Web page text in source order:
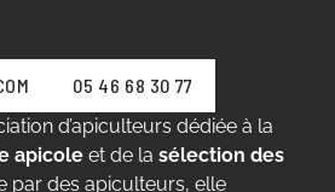
05 46 68 30 77
d’apiculteurs dédiée à la
apicole et de la sélection des
par des apiculteurs, elle